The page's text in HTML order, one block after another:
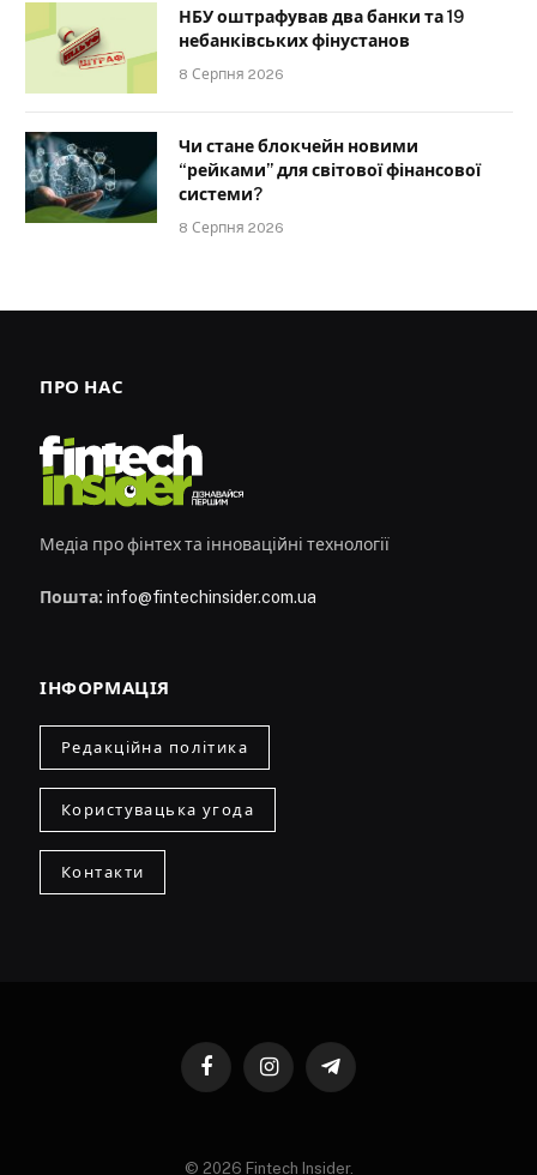
НБУ оштрафував два банки та 19
небанківських фінустанов
8 Серпня 2026
Чи стане блокчейн новими
“рейками” для світової фінансової
системи?
8 Серпня 2026
ПРО НАС
Медіа про фінтех та інноваційні технології
Пошта: info@fintechinsider.com.ua
ІНФОРМАЦІЯ
Редакційна політика
Користувацька угода
Контакти
FacebookInstagramTelegram
© 2026 Fintech Insider.